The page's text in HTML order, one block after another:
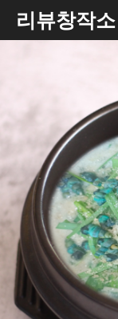
Skip리뷰창작소